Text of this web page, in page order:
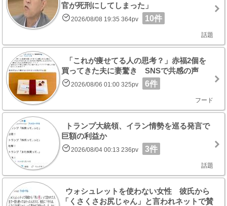
官が死刑にしてしまった」
2026/08/08 19:35 364pv 10件
話題
「これが痩せてる人の思考？」赤福2個を
買ってきた夫に妻驚き SNSで共感の声
2026/08/06 01:00 325pv 6件
フード
トランプ大統領、イラン情勢を巡る発言で
巨額の利益か
2026/08/04 00:13 236pv 3件
話題
ウォシュレットを使わない女性 彼氏から
「くさくさお尻じゃん」と言われネットで賛